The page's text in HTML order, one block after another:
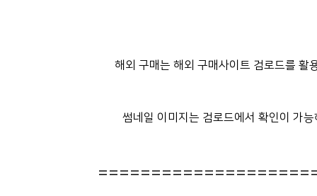
해외 구매는 해외 구매사이트 검로드를 활
썸네일 이미지는 검로드에서 확인이 가능